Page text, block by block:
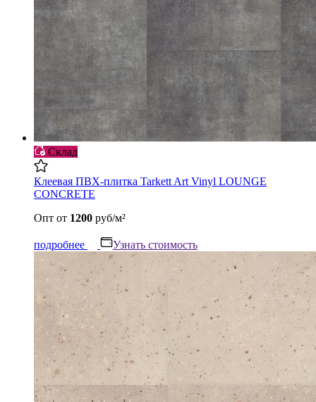
Склад
Клеевая ПВХ-плитка Tarkett Art Vinyl LOUNGE
CONCRETE
Опт от 1200 руб/м²
подробнее Узнать стоимость